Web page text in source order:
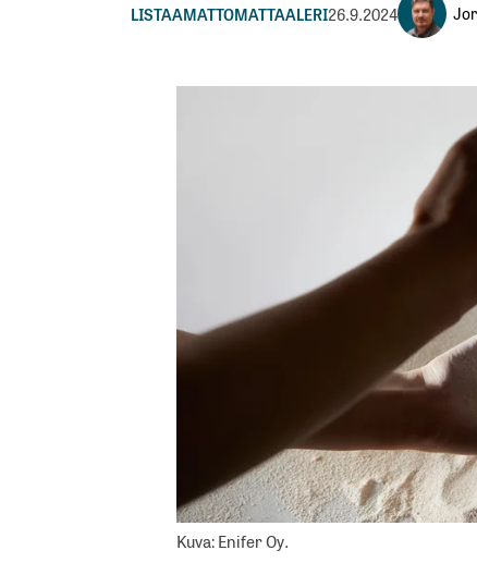
LISTAAMATTOMATTAALERI26.9.2024
Kuva: Enifer Oy.